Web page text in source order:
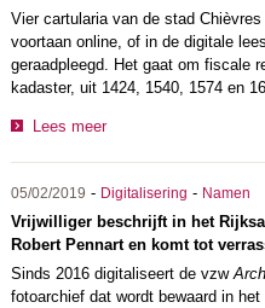
Vier cartularia van de stad
voortaan online, of in de digitale
geraadpleegd. Het gaat om fiscale
kadaster, uit 1424, 1540, 1574 en
Lees meer
05/02/2019 - Digitalisering - Namen
Vrijwilliger beschrijft in het
Robert Pennart en komt tot
Sinds 2016 digitaliseert de vzw
fotoarchief dat wordt bewaard in